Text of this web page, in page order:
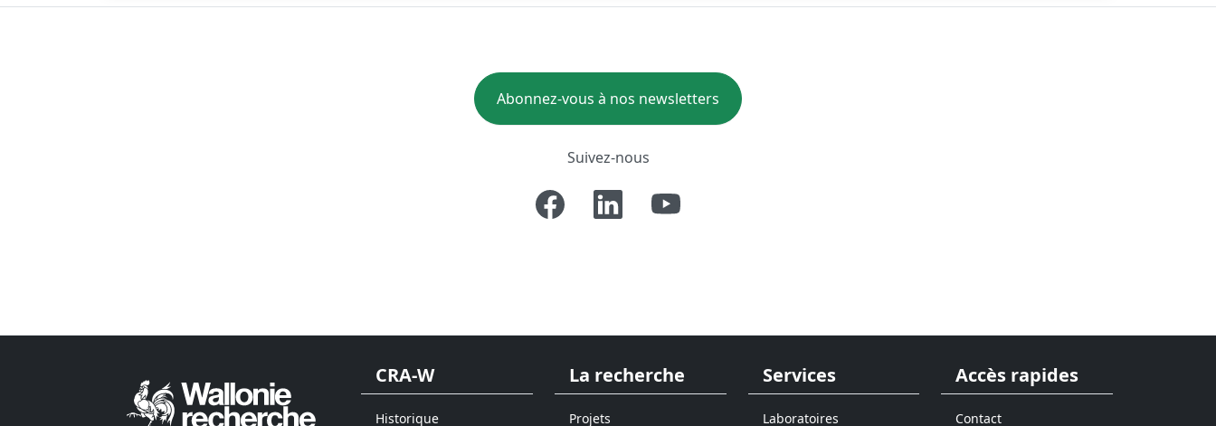
Abonnez-vous à nos newsletters
Suivez-nous
CRA-W
Historique
La recherche
Projets
Services
Laboratoires
Accès rapides
Contact